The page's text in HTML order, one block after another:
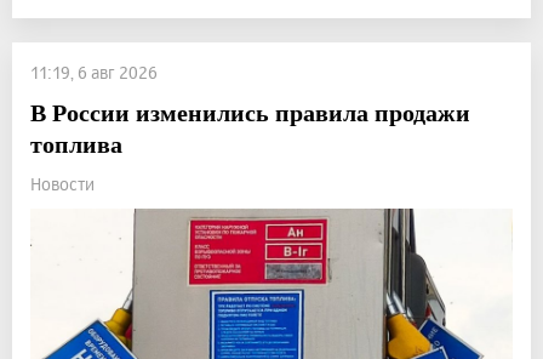
11:19, 6 авг 2026
В России изменились правила продажи
топлива
Новости